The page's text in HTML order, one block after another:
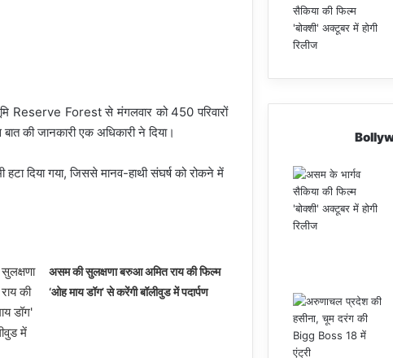
Forest से मंगलवार को 450 परिवारों
की जानकारी एक अधिकारी ने दिया।
हटा दिया गया, जिससे मानव-हाथी संघर्ष को रोकने में
असम की सुलक्षणा बरुआ अमित राय की फिल्म
‘ओह माय डॉग’ से करेंगी बॉलीवुड में पदार्पण